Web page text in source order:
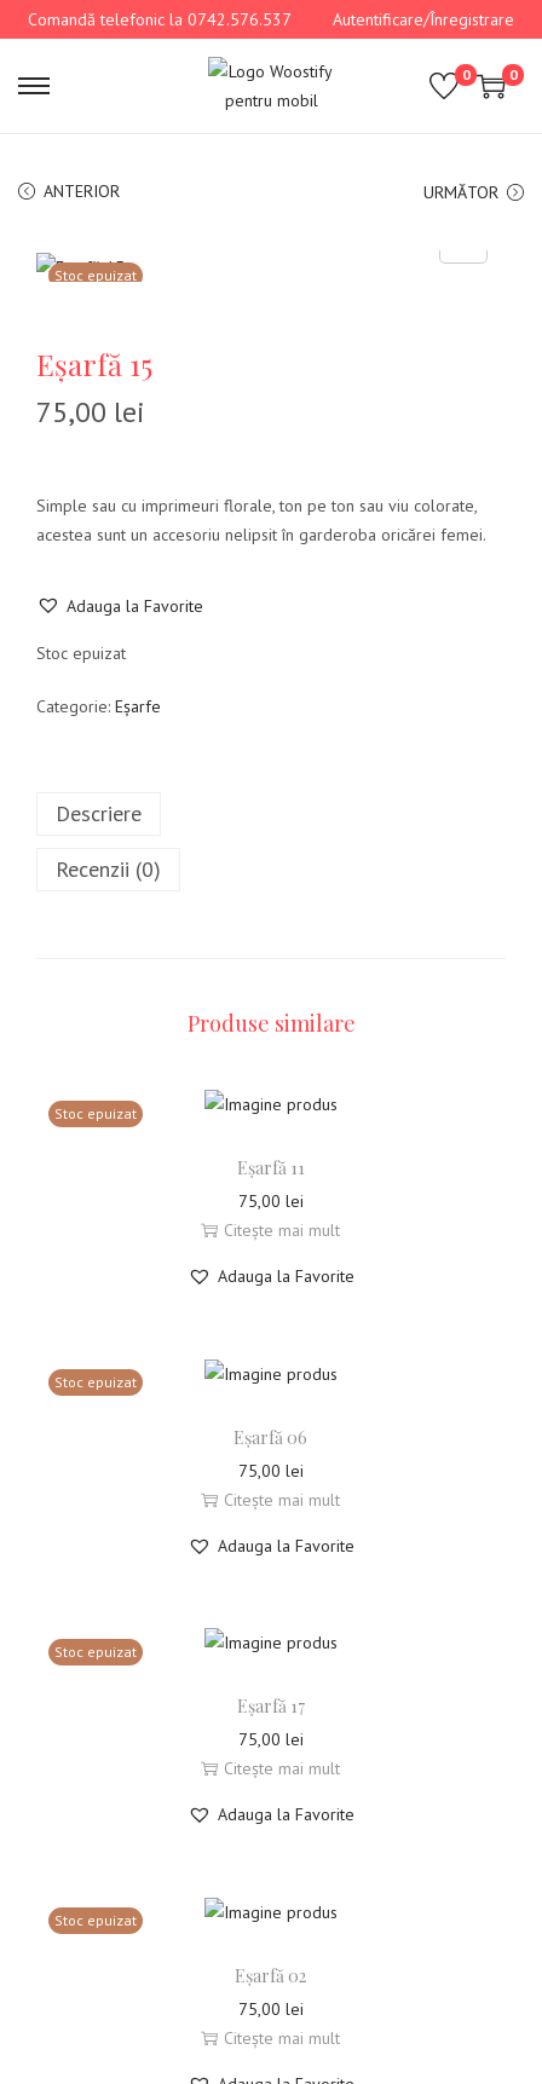
Comandă telefonic la 0742.576.537 Autentificare/Înregistrare
0 0
ANTERIOR URMĂTOR
Stoc epuizat
Eșarfă 15
75,00 lei
Simple sau cu imprimeuri florale, ton pe ton sau viu colorate,
acestea sunt un accesoriu nelipsit în garderoba oricărei femei.
Adauga la Favorite
Stoc epuizat
Categorie: Eșarfe
Descriere
Recenzii (0)
Produse similare
Stoc epuizat
Eșarfă 11
75,00 lei
Citește mai mult
Adauga la Favorite
Stoc epuizat
Eșarfă 06
75,00 lei
Citește mai mult
Adauga la Favorite
Stoc epuizat
Eșarfă 17
75,00 lei
Citește mai mult
Adauga la Favorite
Stoc epuizat
Eșarfă 02
75,00 lei
Citește mai mult